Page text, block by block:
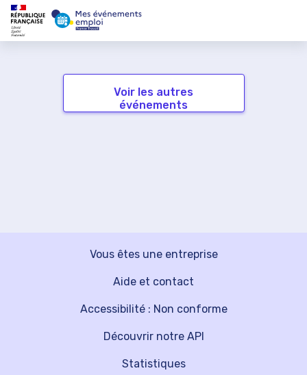
Voir les autres
événements
Vous êtes une entreprise
Découvrir notre API
Aide et contact
Statistiques
Accessibilité : Non conforme